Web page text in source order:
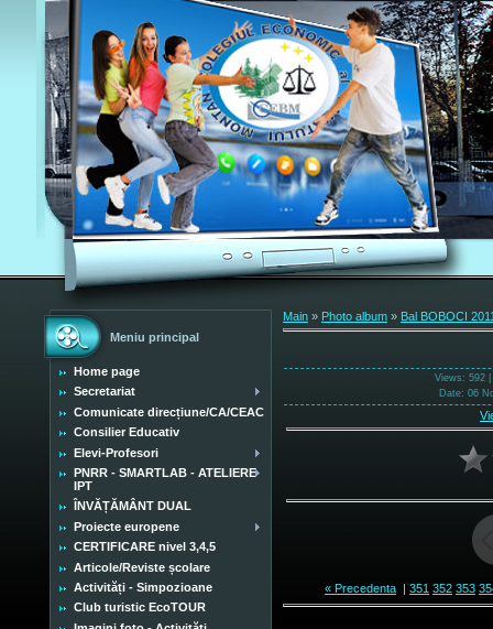
Meniu principal
Home page
Secretariat
Comunicate direcțiune/CA/CEAC
Consilier Educativ
Elevi-Profesori
PNRR - SMARTLAB - ATELIERE
IPT
ÎNVĂȚĂMÂNT DUAL
Proiecte europene
CERTIFICARE nivel 3,4,5
Articole/Reviste școlare
Activități - Simpozioane
Club turistic EcoTOUR
Main » Photo album » Bal BOBOCI
Views: 592 |
Date: 06
« Precedenta | 351 352 353